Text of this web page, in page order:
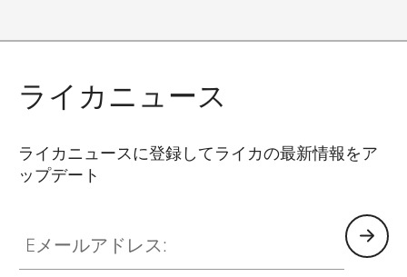
ライカニュース
ライカニュースに登録してライカの最新情報をア
ップデート